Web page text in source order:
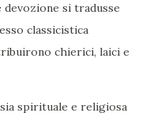
devozione si tradusse
classicistica
chierici, laici e
spirituale e religiosa